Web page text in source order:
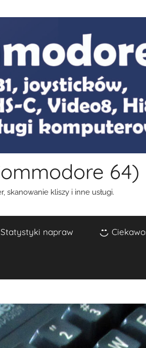
64)
skanowanie kliszy i inne usługi.
Statystyki napraw